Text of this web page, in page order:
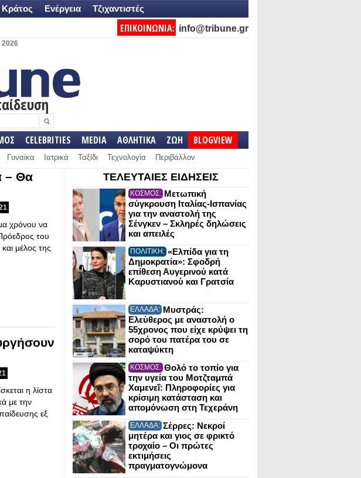
Κράτος Ενέργεια Τζιχαντιστές
ΕΠΙΚΟΙΝΩΝΙΑ: info@tribune.gr
2026
CELEBRITIES MEDIA ΑΘΛΗΤΙΚΑ ΖΩΗ BLOGVIEW
Γυναίκα Ιατρικά Ταξίδι Τεχνολογία Περιβάλλον
– Θα
χρόνου να
του
μέλος της
η λίστα
με την
εξ
ΤΕΛΕΥΤΑΙΕΣ ΕΙΔΗΣΕΙΣ
ΚΟΣΜΟΣ: Μετωπική
σύγκρουση Ιταλίας-Ισπανίας
για την αναστολή της
Σένγκεν – Σκληρές δηλώσεις
και απειλές
ΠΟΛΙΤΙΚΗ: «Ελπίδα για τη
Δημοκρατία»: Σφοδρή
επίθεση Αυγερινού κατά
Καρυστιανού και Γρατσία
ΕΛΛΑΔΑ: Μυστράς:
Ελεύθερος με αναστολή ο
55χρονος που είχε κρύψει τη
σορό του πατέρα του σε
καταψύκτη
ΚΟΣΜΟΣ: Θολό το τοπίο για
την υγεία του Μοτζταμπά
Χαμενεΐ: Πληροφορίες για
κρίσιμη κατάσταση και
απομόνωση στη Τεχεράνη
ΕΛΛΑΔΑ: Σέρρες: Νεκροί
μητέρα και γιος σε φρικτό
τροχαίο – Οι πρώτες
εκτιμήσεις
πραγματογνώμονα